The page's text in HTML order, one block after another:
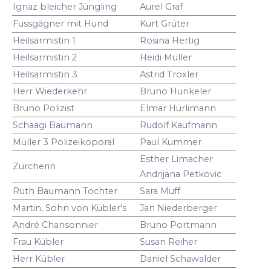
Ignaz bleicher Jüngling
Aurel Graf
Fussgägner mit Hund
Kurt Grüter
Heilsarmistin 1
Rosina Hertig
Heilsarmistin 2
Heidi Müller
Heilsarmistin 3
Astrid Troxler
Herr Wiederkehr
Bruno Hunkeler
Bruno Polizist
Elmar Hürlimann
Schaagi Baumann
Rudolf Kaufmann
Müller 3 Polizeikoporal
Paul Kummer
Zürcherin
Esther Limacher
Andrijana Petkovic
Ruth Baumann Tochter
Sara Muff
Martin, Sohn von Kübler's
Jan Niederberger
André Chansonnier
Bruno Portmann
Frau Kübler
Susan Reiher
Herr Kübler
Daniel Schawalder